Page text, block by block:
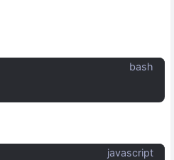
bash
javascript